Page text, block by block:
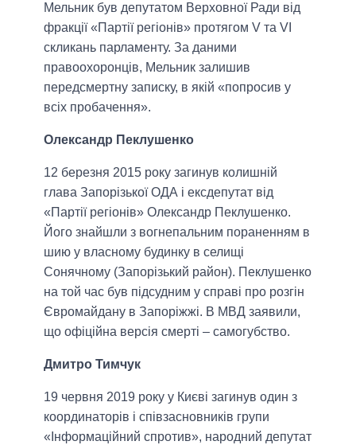
Мельник був депутатом Верховної Ради від
фракції «Партії регіонів» протягом V та VI
скликань парламенту. За даними
правоохоронців, Мельник залишив
передсмертну записку, в якій «попросив у
всіх пробачення».
Олександр Пеклушенко
12 березня 2015 року загинув колишній
глава Запорізької ОДА і ексдепутат від
«Партії регіонів» Олександр Пеклушенко.
Його знайшли з вогнепальним пораненням в
шию у власному будинку в селищі
Сонячному (Запорізький район). Пеклушенко
на той час був підсудним у справі про розгін
Євромайдану в Запоріжжі. В МВД заявили,
що офіційна версія смерті – самогубство.
Дмитро Тимчук
19 червня 2019 року у Києві загинув один з
координаторів і співзасновників групи
«Інформаційний спротив», народний депутат